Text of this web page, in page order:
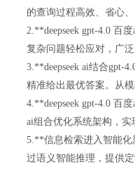
的查询过程高效、省心、
2.**deepseek gpt-4.0 百
复杂问题轻松应对，广
3.**deepseek ai结合gpt-
精准给出最优答案。从
4.**deepseek gpt-4.0 百
ai组合优化系统架构，实
5.**信息检索进入智能化
过语义智能推理，提供